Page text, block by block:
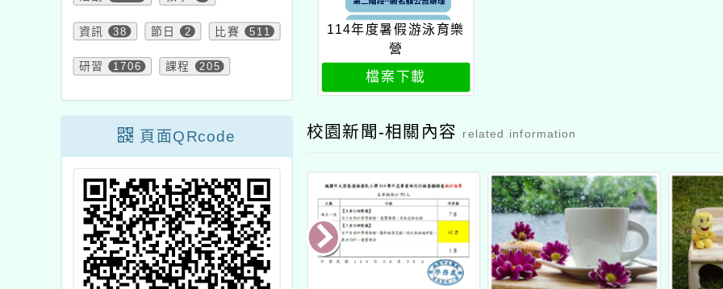
資訊 38 節日 2 比賽 511
研習 1706 課程 205
頁面QRcode
114年度暑假游泳育樂
營
檔案下載
校園新聞-相關內容 related information